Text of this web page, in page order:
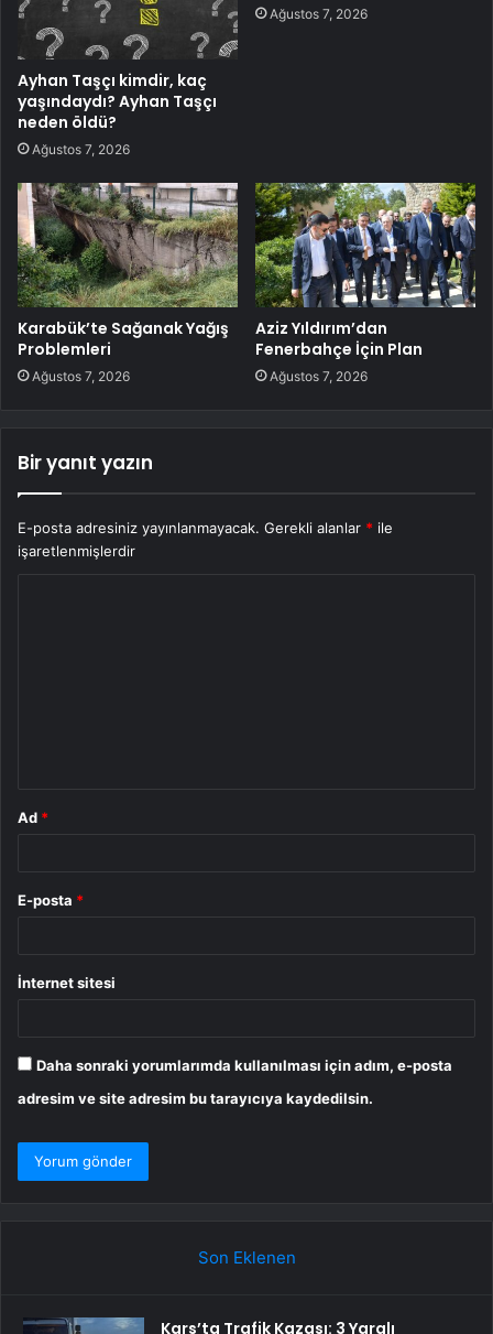
Ayhan Taşçı kimdir, kaç
yaşındaydı? Ayhan Taşçı
neden öldü?
Ağustos 7, 2026
Ağustos 7, 2026
Karabük’te Sağanak Yağış
Problemleri
Ağustos 7, 2026
Aziz Yıldırım’dan
Fenerbahçe İçin Plan
Ağustos 7, 2026
Bir yanıt yazın
E-posta adresiniz yayınlanmayacak. Gerekli alanlar * ile
işaretlenmişlerdir
Ad *
E-posta *
İnternet sitesi
Daha sonraki yorumlarımda kullanılması için adım, e-posta
adresim ve site adresim bu tarayıcıya kaydedilsin.
Son Eklenen
Kars’ta Trafik Kazası: 3 Yaralı